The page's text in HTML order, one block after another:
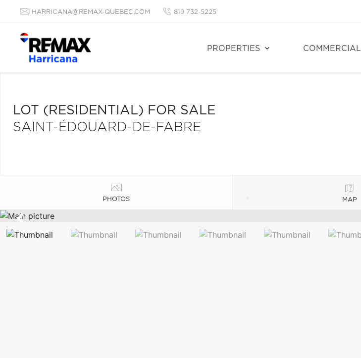
HARRICANA@REMAX-QUEBEC.COM 819 732-5225
PROPERTIES COMMERCIAL
LOT (RESIDENTIAL) FOR SALE
SAINT-ÉDOUARD-DE-FABRE
PHOTOS MAP